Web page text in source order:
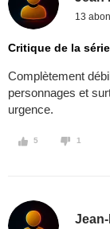
13
Critique de la série
Complètement
personnages et
urgence.
5 1